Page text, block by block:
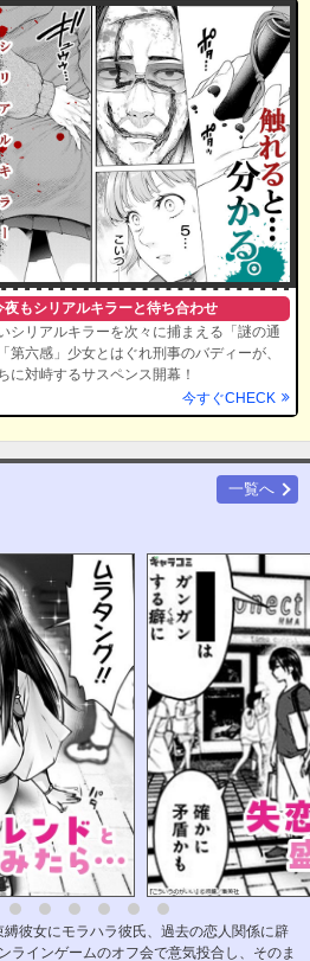
夜もシリアルキラーと待ち合わせ
シリアルキラーを次々に捕まえる「謎の通
第六感」少女とはぐれ刑事のバディーが、
に対峙するサスペンス開幕！
今すぐCHECK
一覧へ
彼女にモラハラ彼氏、過去の恋人関係に辟
インゲームのオフ会で意気投合し、そのま